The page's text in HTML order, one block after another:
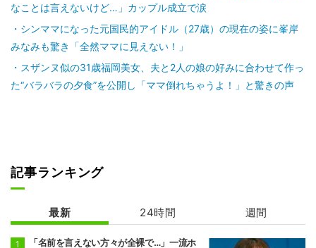
なことは言えないけど…」カップル成立で涙
シンママになった元国民的アイドル（27歳）の現在の姿に峯岸
みなみも驚き「全然ママに見えない！」
スザンヌ似の31歳福岡美女、夫と2人の娘の好みに合わせて作っ
た“バラバラの夕食”を公開し「ママ倒れちゃうよ！」と驚きの声
記事ランキング
最新 24時間 週間
「名前を言えない方々が全裸で…」一流ホ